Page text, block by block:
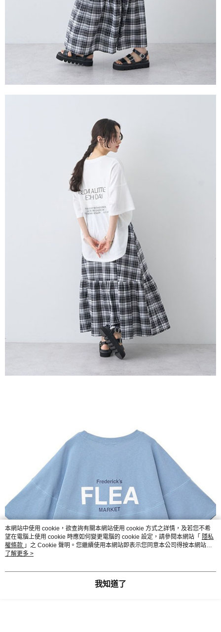
本網站中使用 cookie，欲查詢有關本網站使用 cookie 方式之詳情，及若您不希
望在電腦上使用 cookie 時應如何變更電腦的 cookie 設定，請參閱本網站「 隱私
權條款 」之 Cookie 聲明。您繼續使用本網站即表示您同意本公司得按本網站使
用條款之 Cookie 聲明使用 cookie。
了解更多 >
我知道了